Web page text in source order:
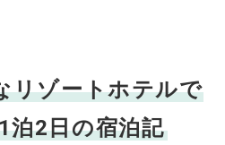
リゾートホテルで
泊2日の宿泊記